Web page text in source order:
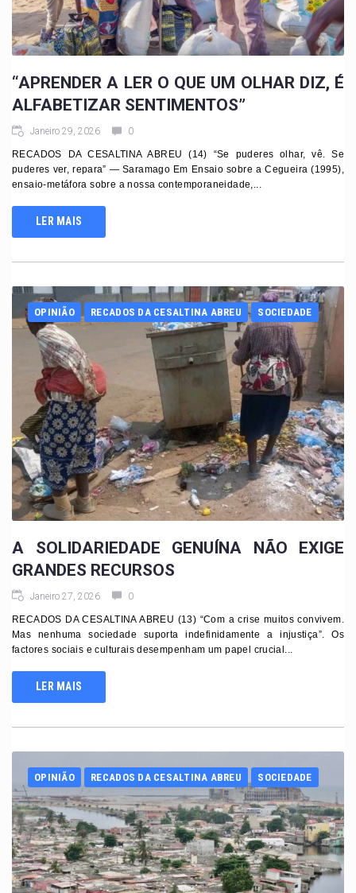
“APRENDER A LER O QUE UM OLHAR DIZ, É
ALFABETIZAR SENTIMENTOS”
Janeiro 29, 2026 0
RECADOS DA CESALTINA ABREU (14) “Se puderes olhar, vê. Se
puderes ver, repara” — Saramago Em Ensaio sobre a Cegueira (1995),
ensaio-metáfora sobre a nossa contemporaneidade,...
LER MAIS
OPINIÃO RECADOS DA CESALTINA ABREU SOCIEDADE
A SOLIDARIEDADE GENUÍNA NÃO EXIGE
GRANDES RECURSOS
Janeiro 27, 2026 0
RECADOS DA CESALTINA ABREU (13) “Com a crise muitos convivem.
Mas nenhuma sociedade suporta indefinidamente a injustiça”. Os
factores sociais e culturais desempenham um papel crucial...
LER MAIS
OPINIÃO RECADOS DA CESALTINA ABREU SOCIEDADE